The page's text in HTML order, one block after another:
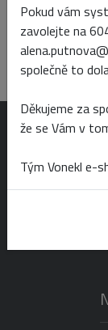
Barva
bílá
Pokud vám
zavolejte na
společně to
Děkujeme za
že se Vám v
Tým Vonekl e-